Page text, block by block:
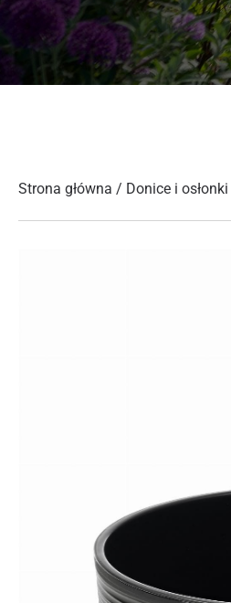
Strona główna / Donice i osłonki